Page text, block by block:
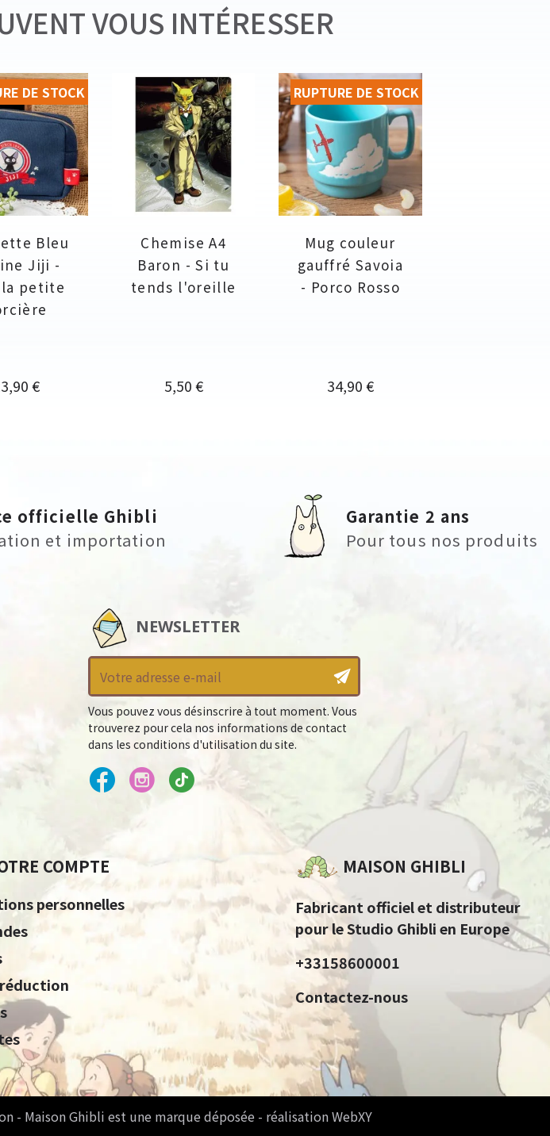
VOUS INTÉRESSER
Bleu
Jiji -
petite
€
DE STOCK
Chemise A4
Baron - Si tu
tends l'oreille
Prix
5,50 €
Mug couleur
gauffré Savoia
- Porco Rosso
Prix
34,90 €
RUPTURE DE STOCK
officielle Ghibli
et importation
Garantie 2 ans
Pour tous nos produits
NEWSLETTER
Vous pouvez vous désinscrire à tout moment. Vous
trouverez pour cela nos informations de contact
dans les conditions d'utilisation du site.
COMPTE
personnelles
MAISON GHIBLI
Fabricant officiel et distributeur
pour le Studio Ghibli en Europe
+33158600001
Contactez-nous
- Maison Ghibli est une marque déposée - réalisation WebXY